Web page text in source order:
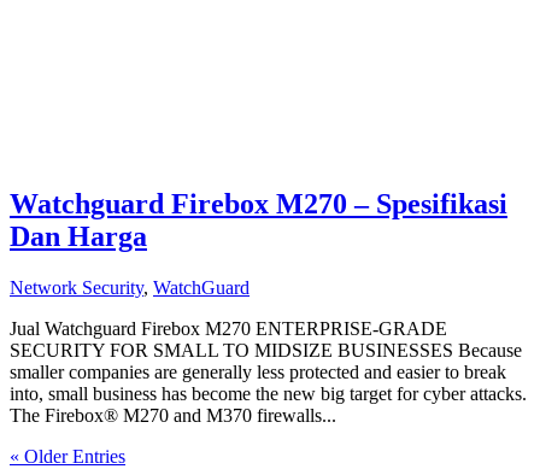
Watchguard Firebox M270 – Spesifikasi
Dan Harga
Network Security, WatchGuard
Jual Watchguard Firebox M270 ENTERPRISE-GRADE
SECURITY FOR SMALL TO MIDSIZE BUSINESSES Because
smaller companies are generally less protected and easier to break
into, small business has become the new big target for cyber attacks.
The Firebox® M270 and M370 firewalls...
« Older Entries